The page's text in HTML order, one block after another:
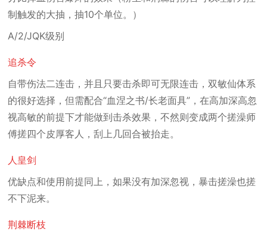
制触发的大抽，抽10个单位。）
A/2/JQK级别
追杀令
自带伤法二连击，并且只要击杀即可无限连击，双敏仙体系
的很好选择，但需配合“血涅之书/长老面具”，在高加深高忽
视高敏的前提下才能做到击杀效果，不然则变成两个搓澡师
傅搓四个皮厚客人，刮上几回合被抬走。
人皇剑
优缺点和使用前提同上，如果没有加深忽视，暴击搓澡也搓
不下泥来。
荆棘断枝